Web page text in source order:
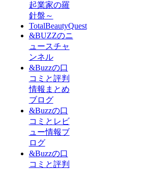
起業家の羅
針盤～
TotalBeautyQuest
&BUZZのニ
ュースチャ
ンネル
&Buzzの口
コミと評判
情報まとめ
ブログ
&Buzzの口
コミとレビ
ュー情報ブ
ログ
&Buzzの口
コミと評判